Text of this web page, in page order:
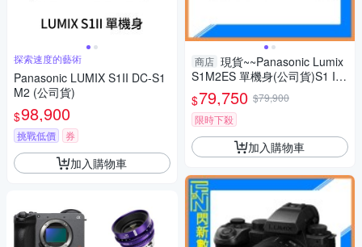
探索速度的藝術
Panasonic LUMIX S1II DC-S1
M2 (公司貨)
$98,900
挑戰低價 券
加入購物車
商店 現貨~~Panasonic Lumix
S1M2ES 單機身(公司貨)S1 II
ES
$79,750 $79,900
限時下殺
加入購物車